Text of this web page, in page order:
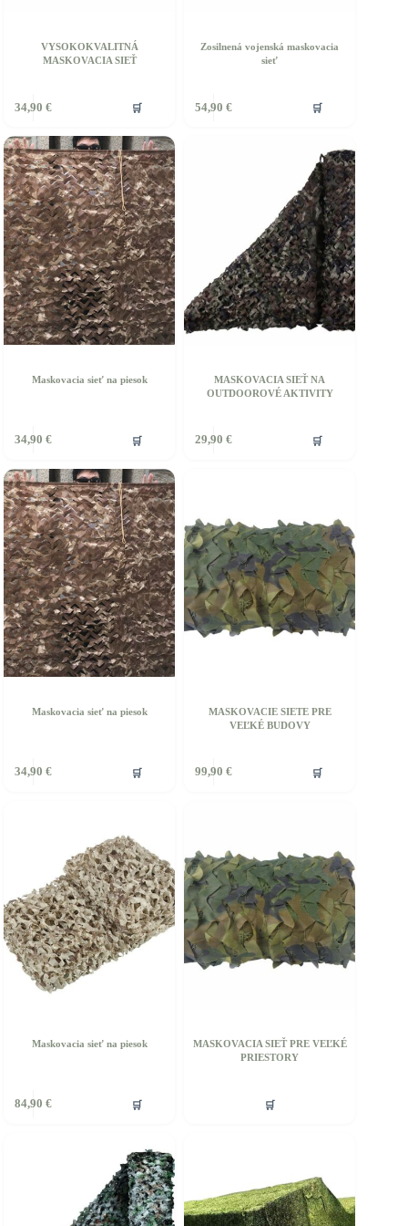
VYSOKOKVALITNÁ
MASKOVACIA SIEŤ
34,90 € 🛒
Zosilnená vojenská maskovacia
sieť
54,90 € 🛒
Maskovacia sieť na piesok
34,90 € 🛒
MASKOVACIA SIEŤ NA
OUTDOOROVÉ AKTIVITY
29,90 € 🛒
produkt
viacero
variantov.
Možnosti
si
môžete
vybrať
na
stránke
produktu.
Maskovacia sieť na piesok
34,90 € 🛒
MASKOVACIE SIETE PRE
VEĽKÉ BUDOVY
99,90 € 🛒
produkt
môžete
vybrať
na
stránke
produktu.
Maskovacia sieť na piesok
84,90 € 🛒
MASKOVACIA SIEŤ PRE VEĽKÉ
PRIESTORY
🛒